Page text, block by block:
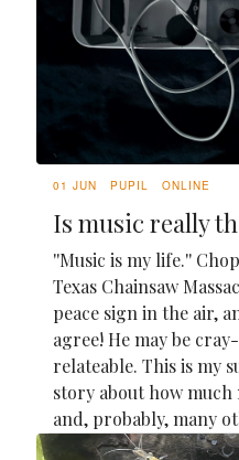
01 JUN PUPIL ONLINE
Is music really
''Music is my life.''
Texas Chainsaw
peace sign in the air,
agree! He may be
relateable. This is my
story about how much
and, probably, many